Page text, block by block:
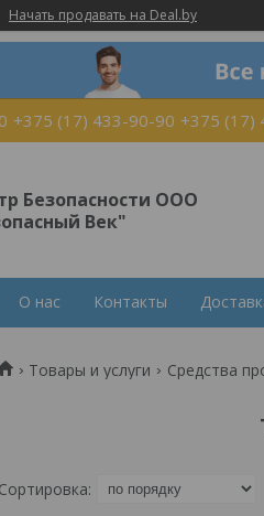
Начать продавать на Deal.by
+375 (17) 433-90-90 +375 (17)
Безопасности ООО
Век"
О нас Контакты
Товары и услуги Средства